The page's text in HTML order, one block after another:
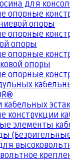
для
опорные
опоры
опорные
опоры
опорные
опоры
опорные
кабельных
конструкции
элементы